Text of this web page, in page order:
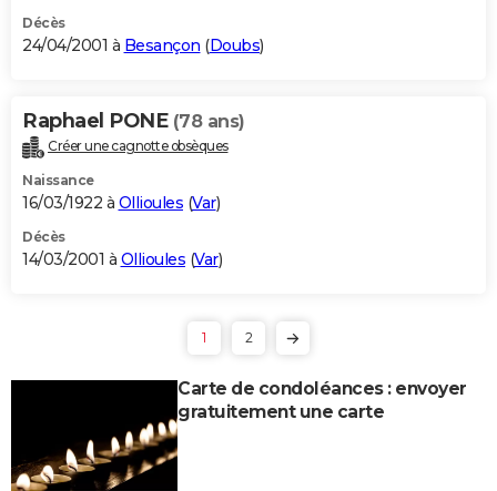
Décès
24/04/2001 à Besançon (Doubs)
Raphael PONE (78 ans)
Créer une cagnotte obsèques
Naissance
16/03/1922 à Ollioules (Var)
Décès
14/03/2001 à Ollioules (Var)
1 2
Carte de condoléances : envoyer
gratuitement une carte